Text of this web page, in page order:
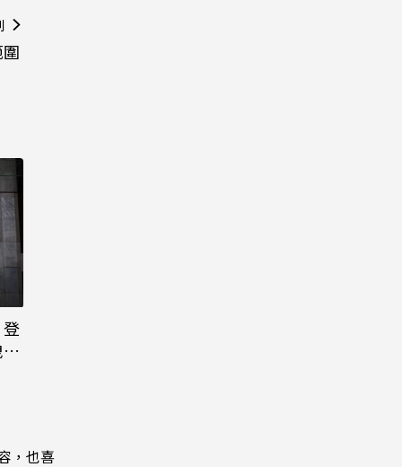
，也喜